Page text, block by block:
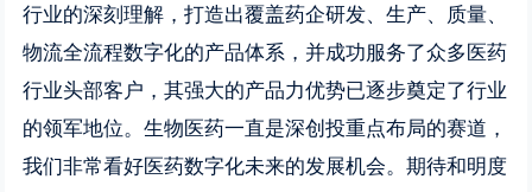
行业的深刻理解，打造出覆盖药企研发、生产、质量、
物流全流程数字化的产品体系，并成功服务了众多医药
行业头部客户，其强大的产品力优势已逐步奠定了行业
的领军地位。生物医药一直是深创投重点布局的赛道，
我们非常看好医药数字化未来的发展机会。期待和明度